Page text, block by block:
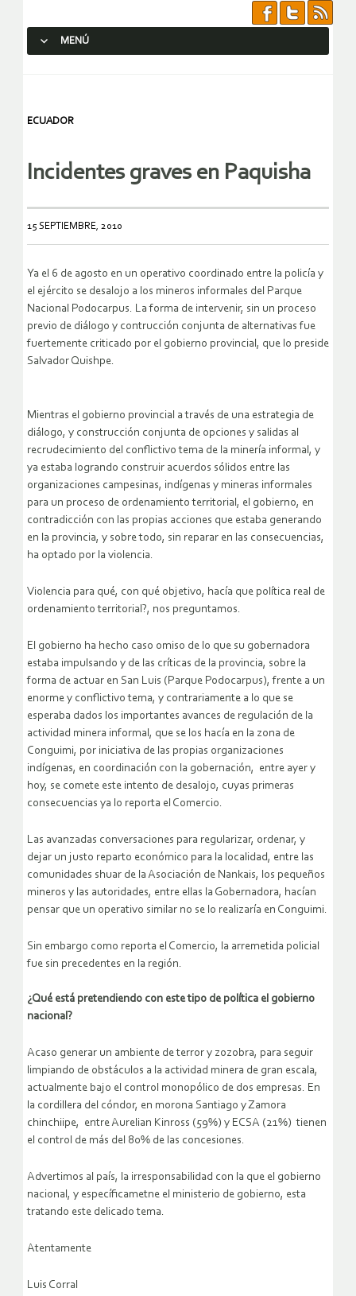
MENÚ
ECUADOR
Incidentes graves en Paquisha
15 SEPTIEMBRE, 2010
Ya el 6 de agosto en un operativo coordinado entre la policía y
el ejército se desalojo a los mineros informales del Parque
Nacional Podocarpus. La forma de intervenir, sin un proceso
previo de diálogo y contrucción conjunta de alternativas fue
fuertemente criticado por el gobierno provincial, que lo preside
Salvador Quishpe.
Mientras el gobierno provincial a través de una estrategia de
diálogo, y construcción conjunta de opciones y salidas al
recrudecimiento del conflictivo tema de la minería informal, y
ya estaba logrando construir acuerdos sólidos entre las
organizaciones campesinas, indígenas y mineras informales
para un proceso de ordenamiento territorial, el gobierno, en
contradicción con las propias acciones que estaba generando
en la provincia, y sobre todo, sin reparar en las consecuencias,
ha optado por la violencia.
Violencia para qué, con qué objetivo, hacía que política real de
ordenamiento territorial?, nos preguntamos.
El gobierno ha hecho caso omiso de lo que su gobernadora
estaba impulsando y de las críticas de la provincia, sobre la
forma de actuar en San Luis (Parque Podocarpus), frente a un
enorme y conflictivo tema, y contrariamente a lo que se
esperaba dados los importantes avances de regulación de la
actividad minera informal, que se los hacía en la zona de
Conguimi, por iniciativa de las propias organizaciones
indígenas, en coordinación con la gobernación, entre ayer y
hoy, se comete este intento de desalojo, cuyas primeras
consecuencias ya lo reporta el Comercio.
Las avanzadas conversaciones para regularizar, ordenar, y
dejar un justo reparto económico para la localidad, entre las
comunidades shuar de la Asociación de Nankais, los pequeños
mineros y las autoridades, entre ellas la Gobernadora, hacían
pensar que un operativo similar no se lo realizaría en Conguimi.
Sin embargo como reporta el Comercio, la arremetida policial
fue sin precedentes en la región.
¿Qué está pretendiendo con este tipo de política el gobierno
nacional?
Acaso generar un ambiente de terror y zozobra, para seguir
limpiando de obstáculos a la actividad minera de gran escala,
actualmente bajo el control monopólico de dos empresas. En
la cordillera del cóndor, en morona Santiago y Zamora
chinchiipe, entre Aurelian Kinross (59%) y ECSA (21%) tienen
el control de más del 80% de las concesiones.
Advertimos al país, la irresponsabilidad con la que el gobierno
nacional, y específicametne el ministerio de gobierno, esta
tratando este delicado tema.
Atentamente
Luis Corral